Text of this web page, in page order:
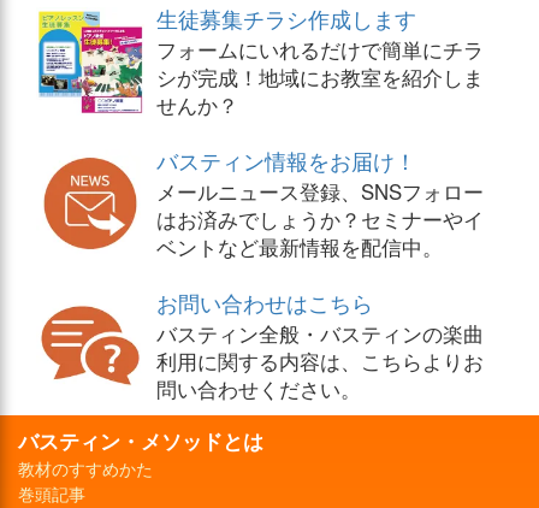
生徒募集チラシ作成します
フォームにいれるだけで簡単にチラ
シが完成！地域にお教室を紹介しま
せんか？
バスティン情報をお届け！
メールニュース登録、SNSフォロー
はお済みでしょうか？セミナーやイ
ベントなど最新情報を配信中。
お問い合わせはこちら
バスティン全般・バスティンの楽曲
利用に関する内容は、こちらよりお
問い合わせください。
バスティン・メソッドとは
教材のすすめかた
巻頭記事